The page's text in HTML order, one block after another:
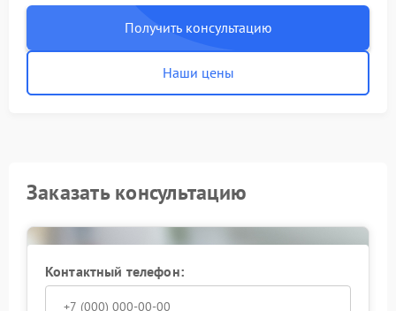
Получить консультацию
Наши цены
Заказать консультацию
Контактный телефон: